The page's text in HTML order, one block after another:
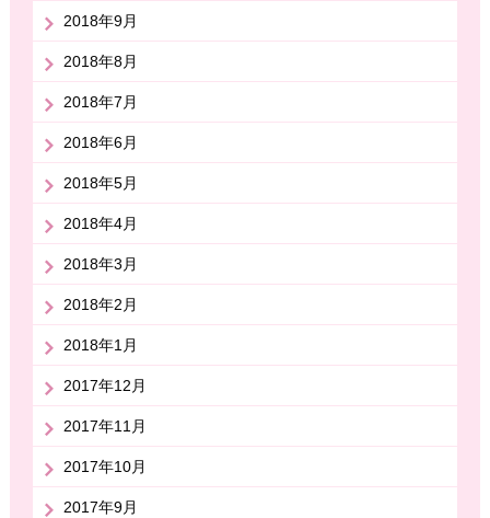
2018年9月
2018年8月
2018年7月
2018年6月
2018年5月
2018年4月
2018年3月
2018年2月
2018年1月
2017年12月
2017年11月
2017年10月
2017年9月